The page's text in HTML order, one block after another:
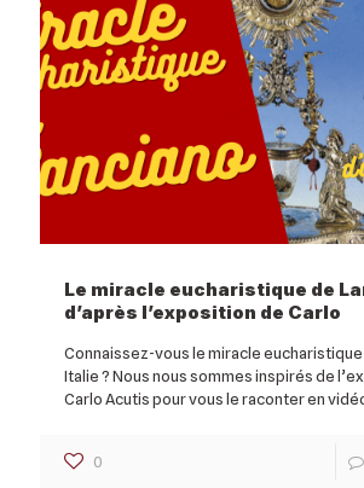
Le miracle eucharistique de
d’après l’exposition de Carlo
Connaissez-vous le miracle eucharistique
Italie ? Nous nous sommes inspirés de
Carlo Acutis pour vous le raconter en
0